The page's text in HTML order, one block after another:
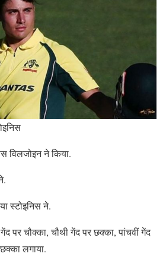
विलजोइन ने किया.
स्टोइनिस ने.
पर चौक्का, चौथी गेंद पर छक्का, पांचवीं गेंद
लगाया.